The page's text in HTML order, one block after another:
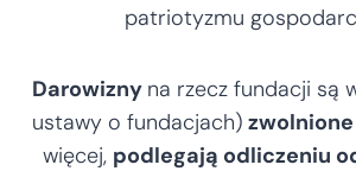
0
,
0
0
patriotyzmu
Darowizny na rzecz fundacji są
ustawy o fundacjach)
więcej, podlegają odliczeniu